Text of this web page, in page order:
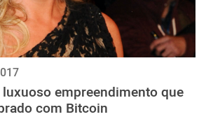
empreendimento que
com Bitcoin